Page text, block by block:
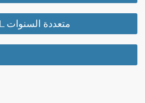
شهادات SSL متعددة السنوات